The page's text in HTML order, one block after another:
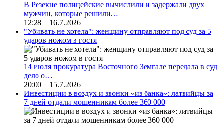
В Резекне полицейские вычислили и задержали двух
мужчин, которые решили…
12:28 16.7.2026
"Убивать не хотела": женщину отправляют под суд за 5
ударов ножом в гостя
14 июля прокуратура Восточного Земгале передала в суд
дело о…
20:00 15.7.2026
Инвестиции в воздух и звонки «из банка»: латвийцы за
7 дней отдали мошенникам более 360 000